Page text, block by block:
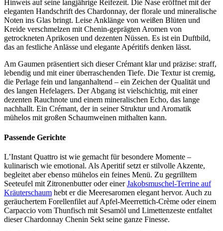
Hinweis auf seine langjährige Reifezeit. Die Nase eröffnet mit der
eleganten Handschrift des Chardonnay, der florale und mineralische
Noten ins Glas bringt. Leise Anklänge von weißen Blüten und
Kreide verschmelzen mit Chenin-geprägten Aromen von
getrockneten Aprikosen und dezenten Nüssen. Es ist ein Duftbild,
das an festliche Anlässe und elegante Apéritifs denken lässt.
Am Gaumen präsentiert sich dieser Crémant klar und präzise: straff,
lebendig und mit einer überraschenden Tiefe. Die Textur ist cremig,
die Perlage fein und langanhaltend – ein Zeichen der Qualität und
des langen Hefelagers. Der Abgang ist vielschichtig, mit einer
dezenten Rauchnote und einem mineralischen Echo, das lange
nachhallt. Ein Crémant, der in seiner Struktur und Aromatik
mühelos mit großen Schaumweinen mithalten kann.
Passende Gerichte
L’Instant Quattro ist wie gemacht für besondere Momente –
kulinarisch wie emotional. Als Aperitif setzt er stilvolle Akzente,
begleitet aber ebenso mühelos ein feines Menü. Zu gegrilltem
Seeteufel mit Zitronenbutter oder einerJakobsmuschel-Terrine auf
Kräuterschaum hebt er die Meeresaromen elegant hervor. Auch zu
geräuchertem Forellenfilet auf Apfel-Meerrettich-Crème oder einem
Carpaccio vom Thunfisch mit Sesamöl und Limettenzeste entfaltet
dieser Chardonnay Chenin Sekt seine ganze Finesse.